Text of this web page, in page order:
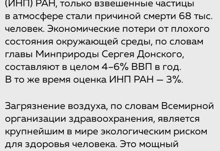
(ИНП) РАН, только взвешенные частицы
в атмосфере стали причиной смерти 68 тыс.
человек. Экономические потери от плохого
состояния окружающей среды, по словам
главы Минприроды Сергея Донского,
составляют в целом 4–6% ВВП в год.
В то же время оценка ИНП РАН — 3%.
Загрязнение воздуха, по словам Всемирной
организации здравоохранения, является
крупнейшим в мире экологическим риском
для здоровья человека. Это мощный